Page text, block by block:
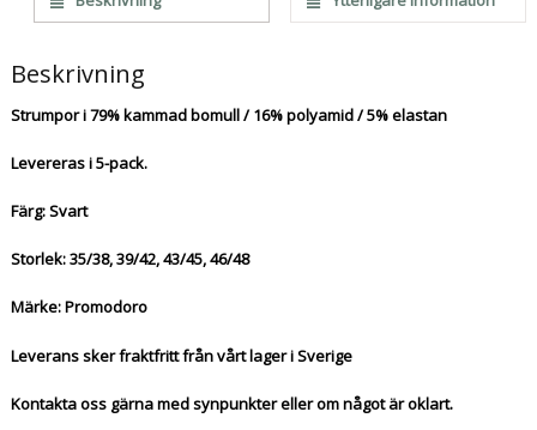
Beskrivning
Strumpor i 79% kammad bomull / 16% polyamid / 5% elastan
Levereras i 5-pack.
Färg: Svart
Storlek: 35/38, 39/42, 43/45, 46/48
Märke: Promodoro
Leverans sker fraktfritt från vårt lager i Sverige
Kontakta oss gärna med synpunkter eller om något är oklart.